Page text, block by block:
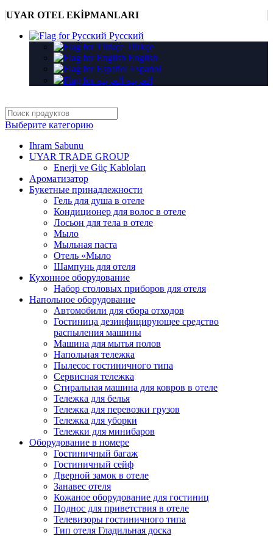
UYAR OTEL EKİPMANLARI
Русский
Türkçe
English
Español
العربية
Выберите категорию
Ihram Sabunu
UYAR TRADE GROUP
Enerji ve Güç Kabloları
Ароматизатор
Букетные принадлежности
Гель для душа в отеле
Кондиционер для волос в отеле
Лосьон для тела в отеле
Мыло
Мыльная паста
Отель «Мыло
Шампунь для отеля
Кухонное оборудование
Набор столовых приборов для отеля
Напольное оборудование
Автомобили для сбора отходов
Гостиница дезинфицирующее средство
распыления машины
Машина для мытья полов
Напольная тележка
Пылесос гостиничного типа
Сервисная тележка
Стиральная машина для ковров в отеле
Тележка для белья
Тележка для перевозки грузов
Тележка для уборки
Тележки для минибаров
Оборудование в номере
Гостиничный багаж
Гостиничный сейф
Дверной замок в отеле
Занавес отеля
Кожаное оборудование для гостиниц
Поднос для приветствия в отеле
Телевизоры гостиничного типа
Тип отеля Гладильная доска